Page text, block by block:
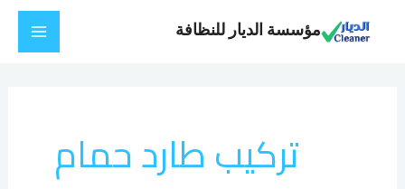
مؤسسة الديار للنظافة
Main
تركيب طارد حمام